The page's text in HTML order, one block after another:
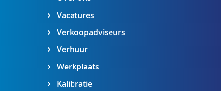
Vacatures
Verkoopadviseurs
Verhuur
Werkplaats
Kalibratie